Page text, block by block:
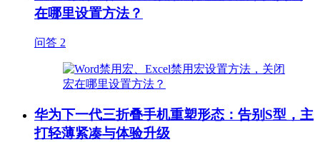
在哪里设置方法？
问答 2
华为下一代三折叠手机重塑形态：告别S型，主
打轻薄紧凑与体验升级